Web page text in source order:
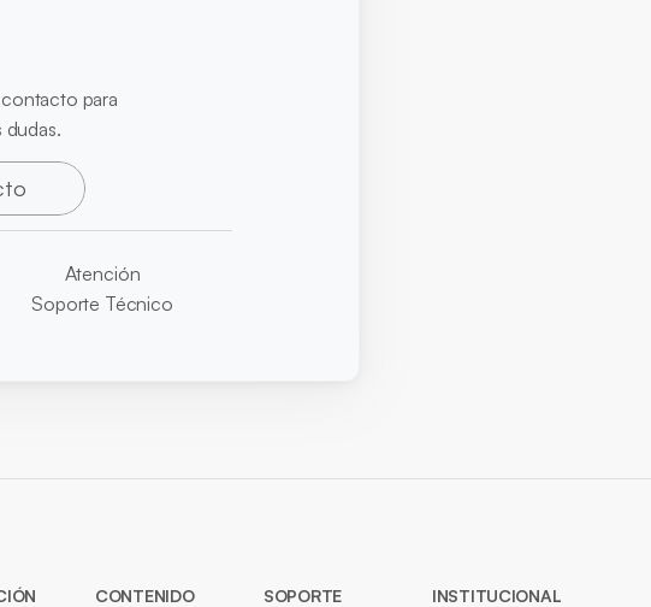
para
dudas.
Atención
Soporte Técnico
CONTENIDO
SOPORTE
INSTITUCIONAL